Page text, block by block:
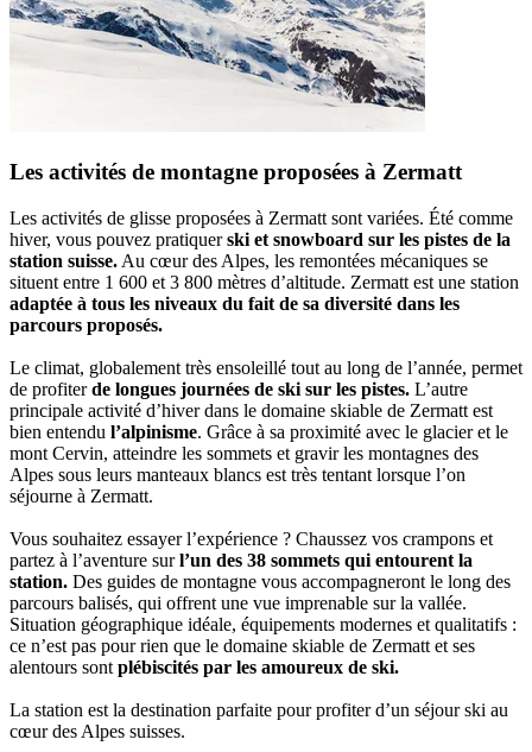
Les activités de montagne proposées à Zermatt
Les activités de glisse proposées à Zermatt sont variées. Été comme
hiver, vous pouvez pratiquerski et snowboard sur les pistes de la
station suisse. Au cœur des Alpes, les remontées mécaniques se
situent entre 1 600 et 3 800 mètres d’altitude. Zermatt est une station
adaptée à tous les niveaux du fait de sa diversité dans les
parcours proposés.
Le climat, globalement très ensoleillé tout au long de l’année, permet
de profiterde longues journées de ski sur les pistes. L’autre
principale activité d’hiver dans le domaine skiable de Zermatt est
bien entendu l’alpinisme. Grâce à sa proximité avec le glacier et le
mont Cervin, atteindre les sommets et gravir les montagnes des
Alpes sous leurs manteaux blancs est très tentant lorsque l’on
séjourne à Zermatt.
Vous souhaitez essayer l’expérience ? Chaussez vos crampons et
partez à l’aventure surl’un des 38 sommets qui entourent la
station. Des guides de montagne vous accompagneront le long des
parcours balisés, qui offrent une vue imprenable sur la vallée.
Situation géographique idéale, équipements modernes et qualitatifs :
ce n’est pas pour rien que le domaine skiable de Zermatt et ses
alentours sont plébiscités par les amoureux de ski.
La station est la destination parfaite pour profiter d’un séjour ski au
cœur des Alpes suisses.